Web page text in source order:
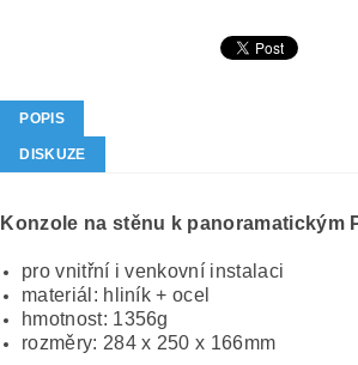
POPIS
DISKUZE
Konzole na stěnu k panoramatickým
pro vnitřní i venkovní instalaci
materiál: hliník + ocel
hmotnost: 1356g
rozměry: 284 x 250 x 166mm